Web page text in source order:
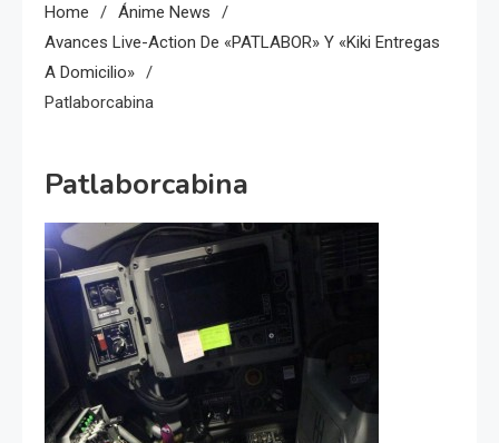
Home
Ánime News
Avances Live-Action De «PATLABOR» Y «Kiki Entregas
A Domicilio»
Patlaborcabina
Patlaborcabina